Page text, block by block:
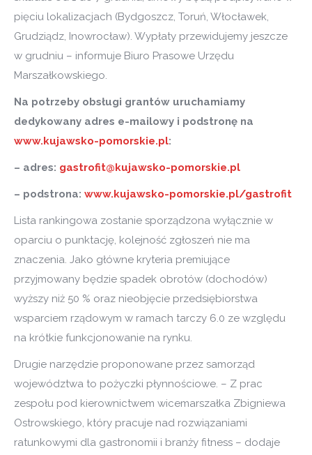
pięciu lokalizacjach (Bydgoszcz, Toruń, Włocławek,
Grudziądz, Inowrocław). Wypłaty przewidujemy jeszcze
w grudniu – informuje Biuro Prasowe Urzędu
Marszałkowskiego.
Na potrzeby obsługi grantów uruchamiamy
dedykowany adres e-mailowy i podstronę na
www.kujawsko-pomorskie.pl:
– adres: gastrofit@kujawsko-pomorskie.pl
– podstrona: www.kujawsko-pomorskie.pl/gastrofit
Lista rankingowa zostanie sporządzona wyłącznie w
oparciu o punktację, kolejność zgłoszeń nie ma
znaczenia. Jako główne kryteria premiujące
przyjmowany będzie spadek obrotów (dochodów)
wyższy niż 50 % oraz nieobjęcie przedsiębiorstwa
wsparciem rządowym w ramach tarczy 6.0 ze względu
na krótkie funkcjonowanie na rynku.
Drugie narzędzie proponowane przez samorząd
województwa to pożyczki płynnościowe. – Z prac
zespołu pod kierownictwem wicemarszałka Zbigniewa
Ostrowskiego, który pracuje nad rozwiązaniami
ratunkowymi dla gastronomii i branży fitness – dodaje